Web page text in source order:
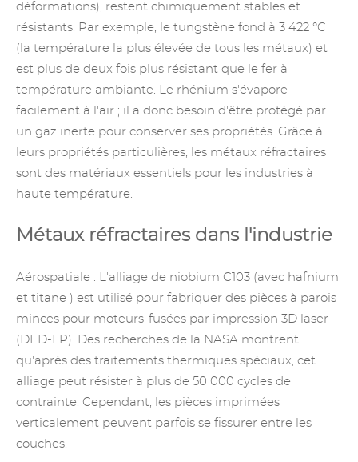
déformations), restent chimiquement stables et
résistants. Par exemple, le tungstène fond à 3 422 °C
(la température la plus élevée de tous les métaux) et
est plus de deux fois plus résistant que le fer à
température ambiante. Le rhénium s'évapore
facilement à l'air ; il a donc besoin d'être protégé par
un gaz inerte pour conserver ses propriétés. Grâce à
leurs propriétés particulières, les métaux réfractaires
sont des matériaux essentiels pour les industries à
haute température.
Métaux réfractaires dans l'industrie
Aérospatiale : L'alliage de niobium C103 (avec hafnium
et titane ) est utilisé pour fabriquer des pièces à parois
minces pour moteurs-fusées par impression 3D laser
(DED-LP). Des recherches de la NASA montrent
qu'après des traitements thermiques spéciaux, cet
alliage peut résister à plus de 50 000 cycles de
contrainte. Cependant, les pièces imprimées
verticalement peuvent parfois se fissurer entre les
couches.